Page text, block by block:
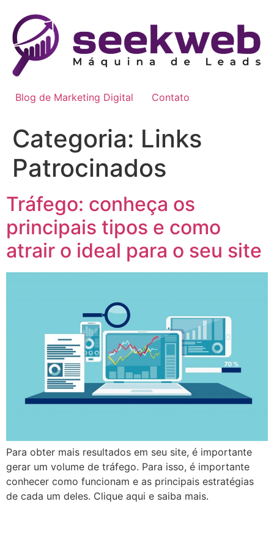
para
conteúdo
Blog de Marketing Digital Contato
Categoria: Links
Patrocinados
Tráfego: conheça os
principais tipos e como
atrair o ideal para o seu site
Para obter mais resultados em seu site, é importante
gerar um volume de tráfego. Para isso, é importante
conhecer como funcionam e as principais estratégias
de cada um deles. Clique aqui e saiba mais.